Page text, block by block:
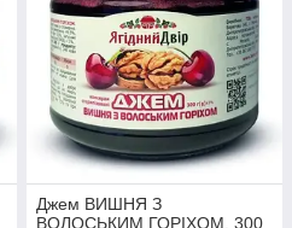
Джем ВИШНЯ З
ВОЛОСЬКИМ ГОРІХОМ, 300